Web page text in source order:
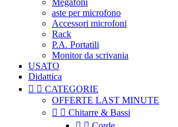
Megafoni
aste per microfono
Accessori microfoni
Rack
P.A. Portatili
Monitor da scrivania
USATO
Didattica
  CATEGORIE
OFFERTE LAST MINUTE
  Chitarre & Bassi